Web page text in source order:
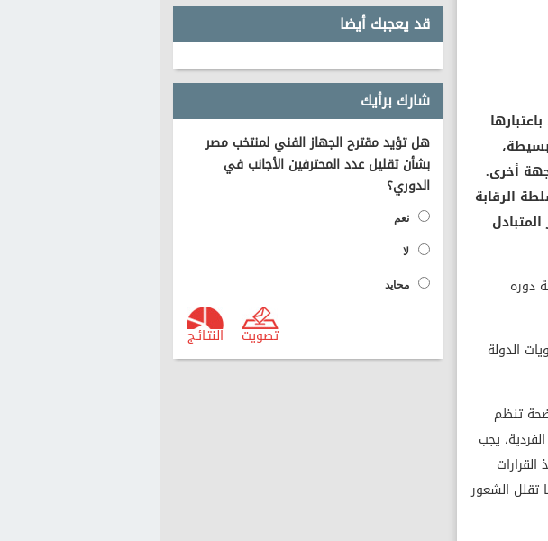
قد يعجبك أيضا
شارك برأيك
هل تؤيد مقترح الجهاز الفني لمنتخب مصر
بشأن تقليل عدد المحترفين الأجانب في
الدوري؟
نعم
لا
محايد
النتـائـج تصويت
أخرى.
الرقابة
دوره
الدولة
تنظم
يجب
الشعور